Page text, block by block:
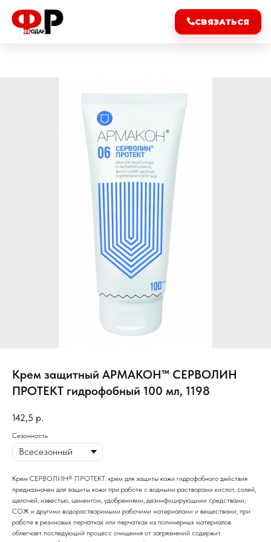
СВЯЗАТЬСЯ
Крем защитный АРМАКОН™ СЕРВОЛИН
ПРОТЕКТ гидрофобный 100 мл, 1198
142,5 р.
Сезонность
Крем СЕРВОЛИН® ПРОТЕКТ: крем для защиты кожи гидрофобного действия
предназначен для защиты кожи при работе с водными растворами кислот, солей,
щелочей, известью, цементом, удобрениями, дезинфицирующими средствами,
СОЖ и другими водорастворимыми рабочими материалами и веществами, при
работе в резиновых перчатках или перчатках из полимерных материалов
облегчает последующий процесс очищения от загрязнений содержит